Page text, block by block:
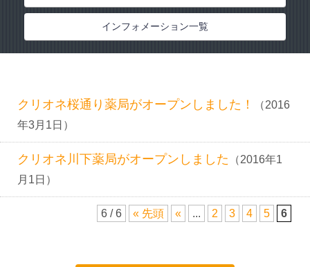
インフォメーション
インフォメーション一覧
クリオネ桜通り薬局がオープンしました！
（2016
年3月1日）
クリオネ川下薬局がオープンしました
（2016年1
月1日）
6 / 6 « 先頭 « ... 2 3 4 5 6